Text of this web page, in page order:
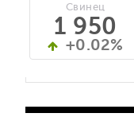
Свинец
1 950
+0.02%